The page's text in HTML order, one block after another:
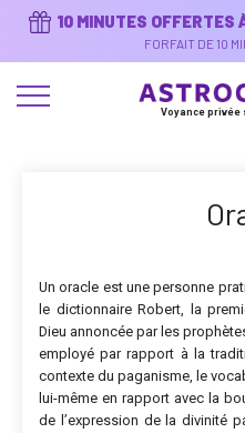
10 MINUTES OFFERTES
FORFAIT DE 10
Voyance
Un oracle est une personne
le dictionnaire Robert, la
Dieu annoncée par les
employé par rapport à la
contexte du paganisme, le
lui-même en rapport avec la
de l’expression de la divinité